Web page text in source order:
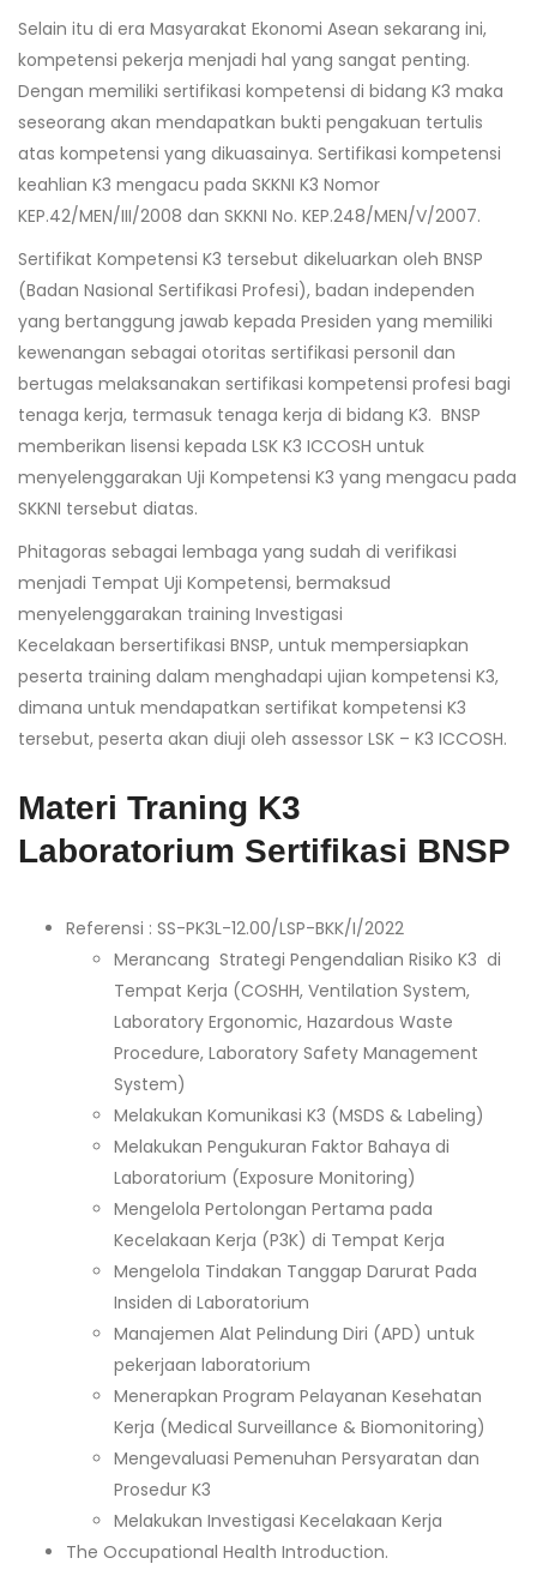
Selain itu di era Masyarakat Ekonomi Asean sekarang ini,
kompetensi pekerja menjadi hal yang sangat penting.
Dengan memiliki sertifikasi kompetensi di bidang K3 maka
seseorang akan mendapatkan bukti pengakuan tertulis
atas kompetensi yang dikuasainya. Sertifikasi kompetensi
keahlian K3 mengacu pada SKKNI K3 Nomor
KEP.42/MEN/III/2008 dan SKKNI No. KEP.248/MEN/V/2007.
Sertifikat Kompetensi K3 tersebut dikeluarkan oleh BNSP
(Badan Nasional Sertifikasi Profesi), badan independen
yang bertanggung jawab kepada Presiden yang memiliki
kewenangan sebagai otoritas sertifikasi personil dan
bertugas melaksanakan sertifikasi kompetensi profesi bagi
tenaga kerja, termasuk tenaga kerja di bidang K3. BNSP
memberikan lisensi kepada LSK K3 ICCOSH untuk
menyelenggarakan Uji Kompetensi K3 yang mengacu pada
SKKNI tersebut diatas.
Phitagoras sebagai lembaga yang sudah di verifikasi
menjadi Tempat Uji Kompetensi, bermaksud
menyelenggarakan training Investigasi
Kecelakaan bersertifikasi BNSP, untuk mempersiapkan
peserta training dalam menghadapi ujian kompetensi K3,
dimana untuk mendapatkan sertifikat kompetensi K3
tersebut, peserta akan diuji oleh assessor LSK – K3 ICCOSH.
Materi Traning K3
Laboratorium Sertifikasi BNSP
Referensi : SS-PK3L-12.00/LSP-BKK/I/2022
Merancang Strategi Pengendalian Risiko K3 di
Tempat Kerja (COSHH, Ventilation System,
Laboratory Ergonomic, Hazardous Waste
Procedure, Laboratory Safety Management
System)
Melakukan Komunikasi K3 (MSDS & Labeling)
Melakukan Pengukuran Faktor Bahaya di
Laboratorium (Exposure Monitoring)
Mengelola Pertolongan Pertama pada
Kecelakaan Kerja (P3K) di Tempat Kerja
Mengelola Tindakan Tanggap Darurat Pada
Insiden di Laboratorium
Manajemen Alat Pelindung Diri (APD) untuk
pekerjaan laboratorium
Menerapkan Program Pelayanan Kesehatan
Kerja (Medical Surveillance & Biomonitoring)
Mengevaluasi Pemenuhan Persyaratan dan
Prosedur K3
Melakukan Investigasi Kecelakaan Kerja
The Occupational Health Introduction.